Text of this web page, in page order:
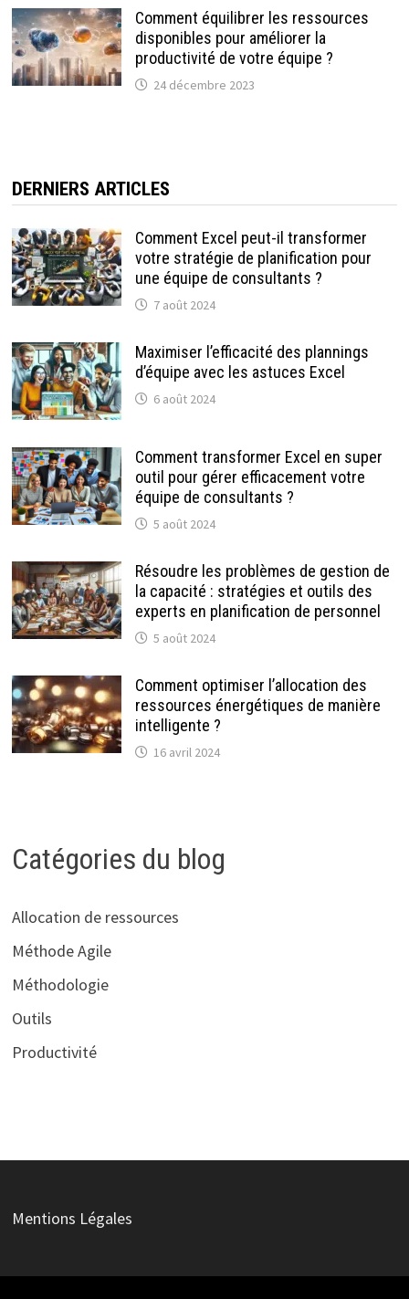
Comment équilibrer les ressources
disponibles pour améliorer la
productivité de votre équipe ?
24 décembre 2023
DERNIERS ARTICLES
Comment Excel peut-il transformer
votre stratégie de planification pour
une équipe de consultants ?
7 août 2024
Maximiser l’efficacité des plannings
d’équipe avec les astuces Excel
6 août 2024
Comment transformer Excel en super
outil pour gérer efficacement votre
équipe de consultants ?
5 août 2024
Résoudre les problèmes de gestion de
la capacité : stratégies et outils des
experts en planification de personnel
5 août 2024
Comment optimiser l’allocation des
ressources énergétiques de manière
intelligente ?
16 avril 2024
Catégories du blog
Allocation de ressources
Méthode Agile
Méthodologie
Outils
Productivité
Mentions Légales